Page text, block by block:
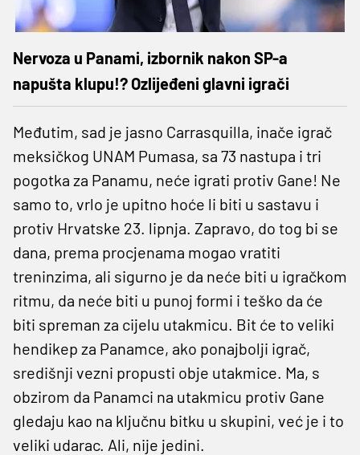
Nervoza u Panami, izbornik nakon SP-a
napušta klupu!? Ozlijeđeni glavni igrači
Međutim, sad je jasno Carrasquilla, inače igrač
meksičkog UNAM Pumasa, sa 73 nastupa i tri
pogotka za Panamu, neće igrati protiv Gane! Ne
samo to, vrlo je upitno hoće li biti u sastavu i
protiv Hrvatske 23. lipnja. Zapravo, do tog bi se
dana, prema procjenama mogao vratiti
treninzima, ali sigurno je da neće biti u igračkom
ritmu, da neće biti u punoj formi i teško da će
biti spreman za cijelu utakmicu. Bit će to veliki
hendikep za Panamce, ako ponajbolji igrač,
središnji vezni propusti obje utakmice. Ma, s
obzirom da Panamci na utakmicu protiv Gane
gledaju kao na ključnu bitku u skupini, već je i to
veliki udarac. Ali, nije jedini.